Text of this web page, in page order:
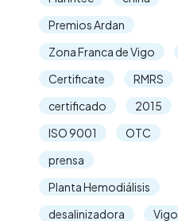
Premios Ardan
Zona Franca de Vigo
Certificate
RMRS
certificado
2015
ISO 9001
OTC
prensa
Planta Hemodiálisis
desalinizadora
Vigo